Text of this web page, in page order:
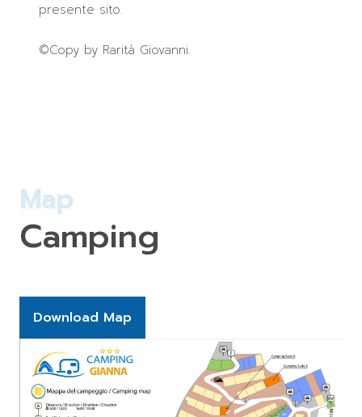
presente sito.
©Copy by Rarità Giovanni.
Map
Camping
Download Map